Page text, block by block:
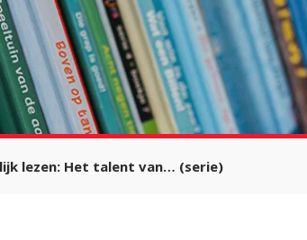
lezen: Het talent van… (serie)